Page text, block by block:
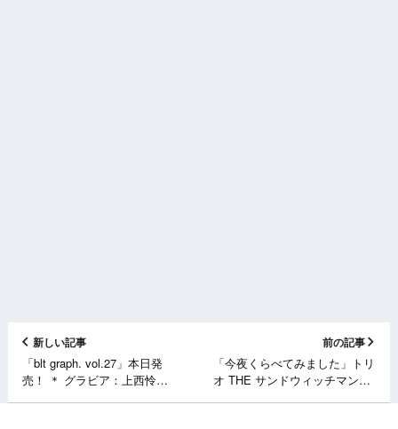
新しい記事
「blt graph. vol.27」本日発
売！ ＊ グラビア：上西怜
前の記事
「今夜くらべてみました」トリ
オ THE サンドウィッチマンと